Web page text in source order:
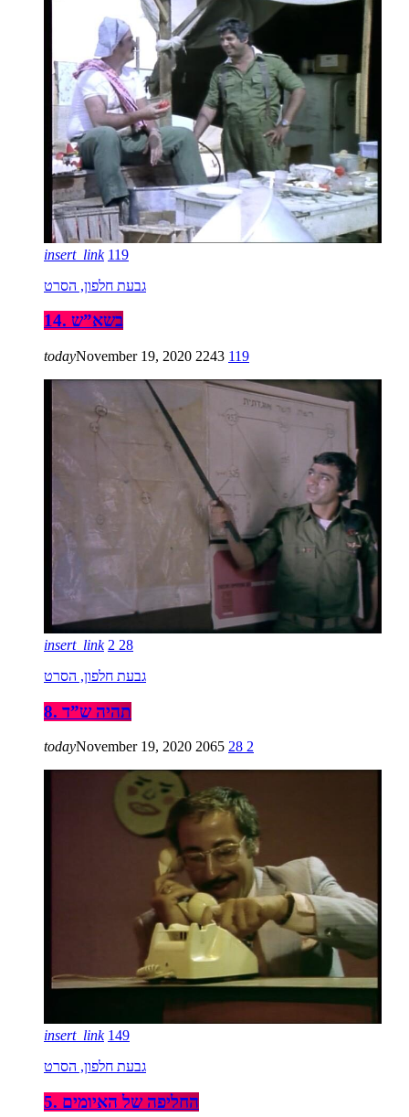
insert_link 119
גבעת חלפון, הסרט
14. בשא”ש
todayNovember 19, 2020 2243 119
insert_link 2 28
גבעת חלפון, הסרט
8. תהיה ש”ד
todayNovember 19, 2020 2065 28 2
insert_link 149
גבעת חלפון, הסרט
5. החליפה של האיומים